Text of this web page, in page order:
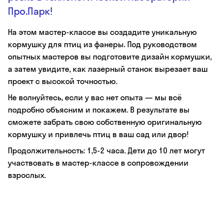
Про.Парк!
На этом мастер-классе вы создадите уникальную
кормушку для птиц из фанеры. Под руководством
опытных мастеров вы подготовите дизайн кормушки,
а затем увидите, как лазерный станок вырезает ваш
проект с высокой точностью.
Не волнуйтесь, если у вас нет опыта — мы всё
подробно объясним и покажем. В результате вы
сможете забрать свою собственную оригинальную
кормушку и привлечь птиц в ваш сад или двор!
Продолжительность: 1,5-2 часа. Дети до 10 лет могут
участвовать в мастер-классе в сопровождении
взрослых.